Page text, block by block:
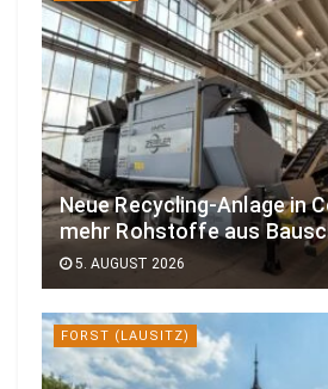
Neue Recycling-Anlage in
mehr Rohstoffe aus
5. AUGUST 2026
FORST (LAUSITZ)